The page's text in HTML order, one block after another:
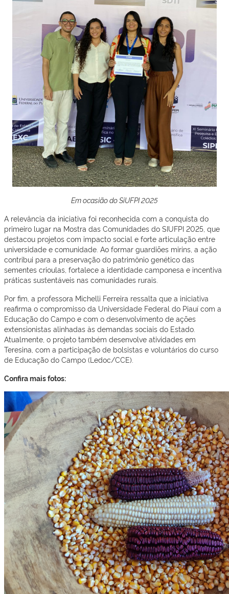
Em ocasião do SiUFPI 2025
A relevância da iniciativa foi reconhecida com a conquista do
primeiro lugar na Mostra das Comunidades do SIUFPI 2025, que
destacou projetos com impacto social e forte articulação entre
universidade e comunidade. Ao formar guardiões mirins, a ação
contribui para a preservação do patrimônio genético das
sementes crioulas, fortalece a identidade camponesa e incentiva
práticas sustentáveis nas comunidades rurais.
Por fim, a professora Michelli Ferreira ressalta que a iniciativa
reafirma o compromisso da Universidade Federal do Piauí com a
Educação do Campo e com o desenvolvimento de ações
extensionistas alinhadas às demandas sociais do Estado.
Atualmente, o projeto também desenvolve atividades em
Teresina, com a participação de bolsistas e voluntários do curso
de Educação do Campo (Ledoc/CCE).
Confira mais fotos: